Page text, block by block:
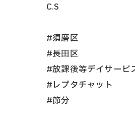
C.S
#須磨区
#長田区
#放課後等デイサービ
#レプタチャット
#節分